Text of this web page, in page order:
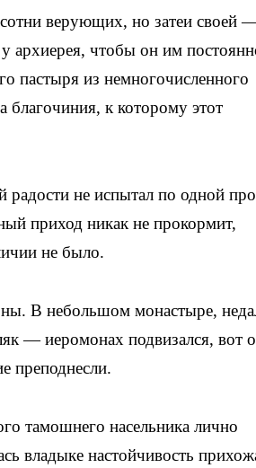
верующих, но затеи своей
архиерея, чтобы он им
пастыря из немногочисленного
благочиния, к которому этот
не испытал по одной
приход никак не прокормит,
не было.
В небольшом монастыре,
— иеромонах подвизался, вот
преподнесли.
тамошнего насельника лично
владыке настойчивость